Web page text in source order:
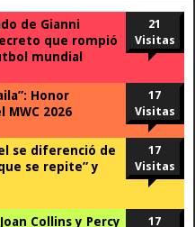
de Gianni
que rompió
mundial
21
Visitas
Honor
2026
17
Visitas
se diferenció de
se repite” y
17
Visitas
Collins y Percy
17